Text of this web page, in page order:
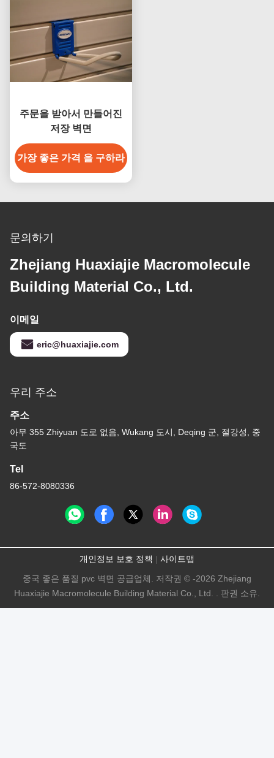
주문을 받아서 만들어진
저장 벽면
가장 좋은 가격 을 구하라
문의하기
Zhejiang Huaxiajie Macromolecule
Building Material Co., Ltd.
이메일
eric@huaxiajie.com
우리 주소
주소
아무 355 Zhiyuan 도로 없음, Wukang 도시, Deqing 군, 절강성, 중
국도
Tel
86-572-8080336
개인정보 보호 정책 | 사이트맵
중국 좋은 품질 pvc 벽면 공급업체. 저작권 © -2026 Zhejiang
Huaxiajie Macromolecule Building Material Co., Ltd. . 판권 소유.